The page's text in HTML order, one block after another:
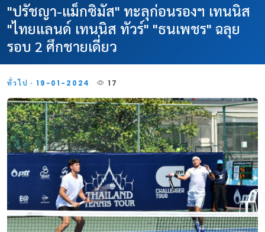
"ปรัชญา-แม็กซิมัส" ทะลุก่อนรองฯ เทนนิส
"ไทยแลนด์ เทนนิส ทัวร์" "ธนเพชร" ฉลุย
รอบ 2 ศึกชายเดี่ยว
ทั่วไป · 19-01-2024 17